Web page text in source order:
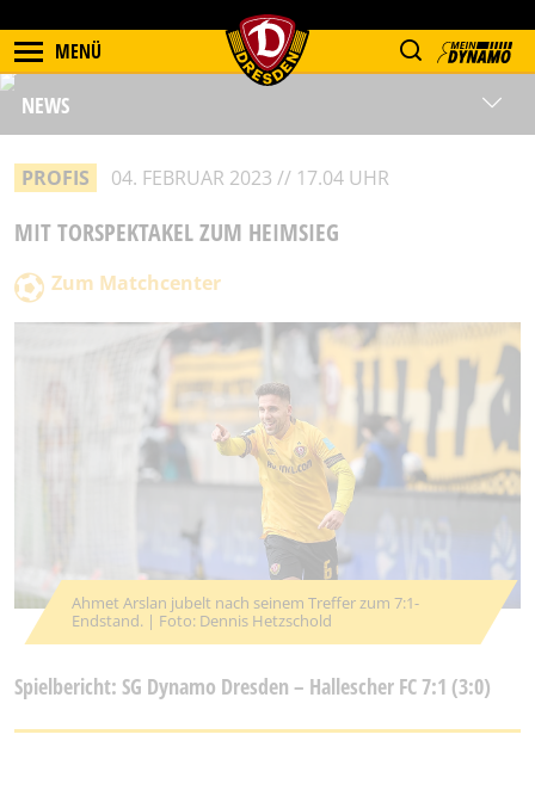
MENÜ
NEWS
PROFIS 04. FEBRUAR 2023 // 17.04 UHR
MIT TORSPEKTAKEL ZUM HEIMSIEG
Zum Matchcenter
Ahmet Arslan jubelt nach seinem Treffer zum 7:1-
Endstand. | Foto: Dennis Hetzschold
Spielbericht: SG Dynamo Dresden – Hallescher FC 7:1 (3:0)